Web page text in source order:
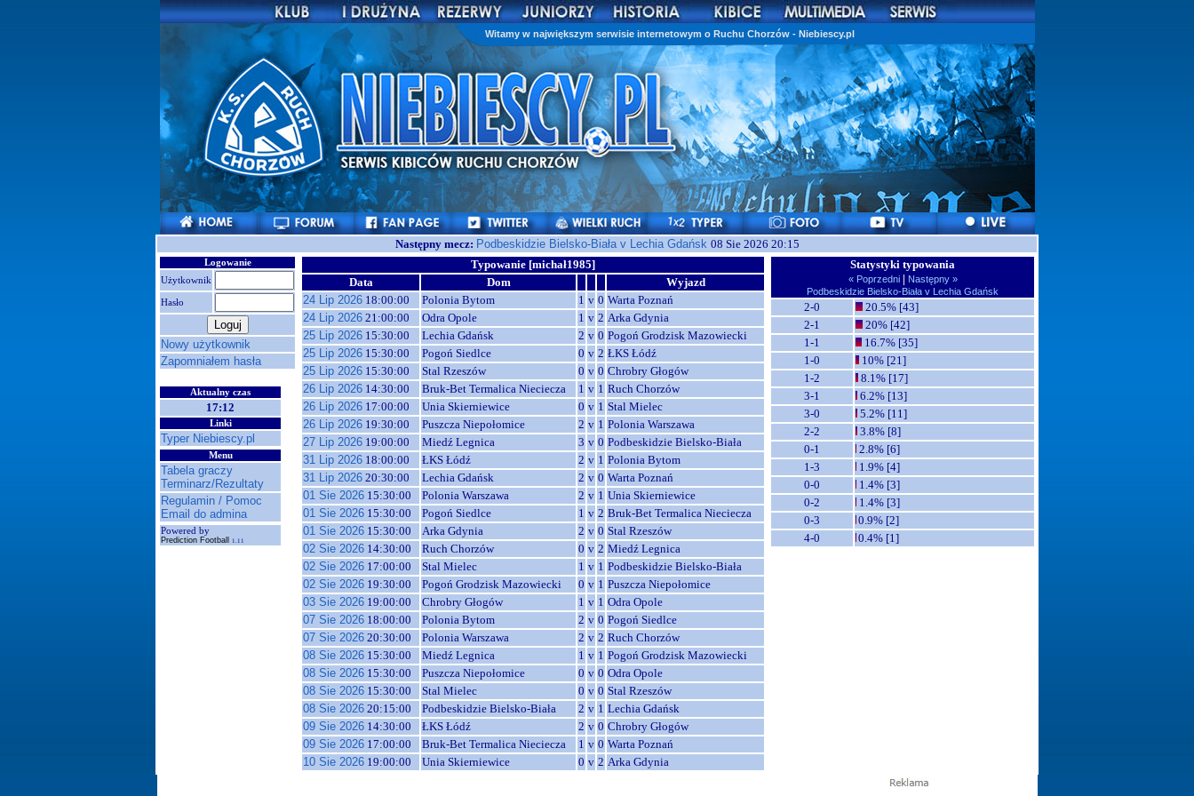
Witamy w największym serwisie internetowym o Ruchu Chorzów - Niebiescy.pl
Następny mecz: Podbeskidzie Bielsko-Biała v Lechia Gdańsk 08 Sie 2026 20:15
Logowanie
Użytkownik
Hasło
Nowy użytkownik
Zapomniałem hasła
Aktualny czas
17:12
Linki
Typer Niebiescy.pl
Menu
Tabela graczy
Terminarz/Rezultaty
Regulamin / Pomoc
Email do admina
Powered by
Prediction Football 1.11
Typowanie [michał1985]
Data
Dom
Wyjazd
24 Lip 2026 18:00:00 Polonia Bytom 1 v 0 Warta Poznań
24 Lip 2026 21:00:00 Odra Opole 1 v 2 Arka Gdynia
25 Lip 2026 15:30:00 Lechia Gdańsk 2 v 0 Pogoń Grodzisk Mazowiecki
25 Lip 2026 15:30:00 Pogoń Siedlce 0 v 2 ŁKS Łódź
25 Lip 2026 15:30:00 Stal Rzeszów 0 v 0 Chrobry Głogów
26 Lip 2026 14:30:00 Bruk-Bet Termalica Nieciecza 1 v 1 Ruch Chorzów
26 Lip 2026 17:00:00 Unia Skierniewice 0 v 1 Stal Mielec
26 Lip 2026 19:30:00 Puszcza Niepołomice 2 v 1 Polonia Warszawa
27 Lip 2026 19:00:00 Miedź Legnica 3 v 0 Podbeskidzie Bielsko-Biała
31 Lip 2026 18:00:00 ŁKS Łódź 2 v 1 Polonia Bytom
31 Lip 2026 20:30:00 Lechia Gdańsk 2 v 0 Warta Poznań
01 Sie 2026 15:30:00 Polonia Warszawa 2 v 1 Unia Skierniewice
01 Sie 2026 15:30:00 Pogoń Siedlce 1 v 2 Bruk-Bet Termalica Nieciecza
01 Sie 2026 15:30:00 Arka Gdynia 2 v 0 Stal Rzeszów
02 Sie 2026 14:30:00 Ruch Chorzów 0 v 2 Miedź Legnica
02 Sie 2026 17:00:00 Stal Mielec 1 v 1 Podbeskidzie Bielsko-Biała
02 Sie 2026 19:30:00 Pogoń Grodzisk Mazowiecki 0 v 1 Puszcza Niepołomice
03 Sie 2026 19:00:00 Chrobry Głogów 1 v 1 Odra Opole
07 Sie 2026 18:00:00 Polonia Bytom 2 v 0 Pogoń Siedlce
07 Sie 2026 20:30:00 Polonia Warszawa 2 v 2 Ruch Chorzów
08 Sie 2026 15:30:00 Miedź Legnica 1 v 1 Pogoń Grodzisk Mazowiecki
08 Sie 2026 15:30:00 Puszcza Niepołomice 0 v 0 Odra Opole
08 Sie 2026 15:30:00 Stal Mielec 0 v 0 Stal Rzeszów
08 Sie 2026 20:15:00 Podbeskidzie Bielsko-Biała 2 v 1 Lechia Gdańsk
09 Sie 2026 14:30:00 ŁKS Łódź 2 v 0 Chrobry Głogów
09 Sie 2026 17:00:00 Bruk-Bet Termalica Nieciecza 1 v 0 Warta Poznań
10 Sie 2026 19:00:00 Unia Skierniewice 0 v 2 Arka Gdynia
Statystyki typowania
« Poprzedni | Następny »
Podbeskidzie Bielsko-Biała v Lechia Gdańsk
2-0
20.5% [43]
2-1
20% [42]
1-1
16.7% [35]
1-0
10% [21]
1-2
8.1% [17]
3-1
6.2% [13]
3-0
5.2% [11]
2-2
3.8% [8]
0-1
2.8% [6]
1-3
1.9% [4]
0-0
1.4% [3]
0-2
1.4% [3]
0-3
0.9% [2]
4-0
0.4% [1]